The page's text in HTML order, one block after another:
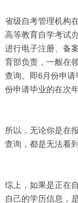
省级自考管理机构
高等教育自学考试
进行电子注册、备
育部负责，一般在
查询。即6月份申请
份申请毕业的在次
所以，无论你是在
查询，都是无法看
综上，如果是正在
自己的学历信息，